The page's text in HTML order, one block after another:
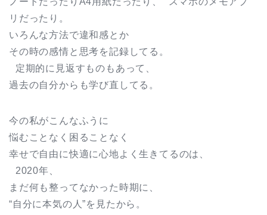
リだったり。
いろんな方法で違和感とか
その時の感情と思考を記録してる。
定期的に見返すものもあって、
過去の自分からも学び直してる。
今の私がこんなふうに
悩むことなく困ることなく
幸せで自由に快適に心地よく生きてるのは、
2020年、
まだ何も整ってなかった時期に、
“自分に本気の人”を見たから。